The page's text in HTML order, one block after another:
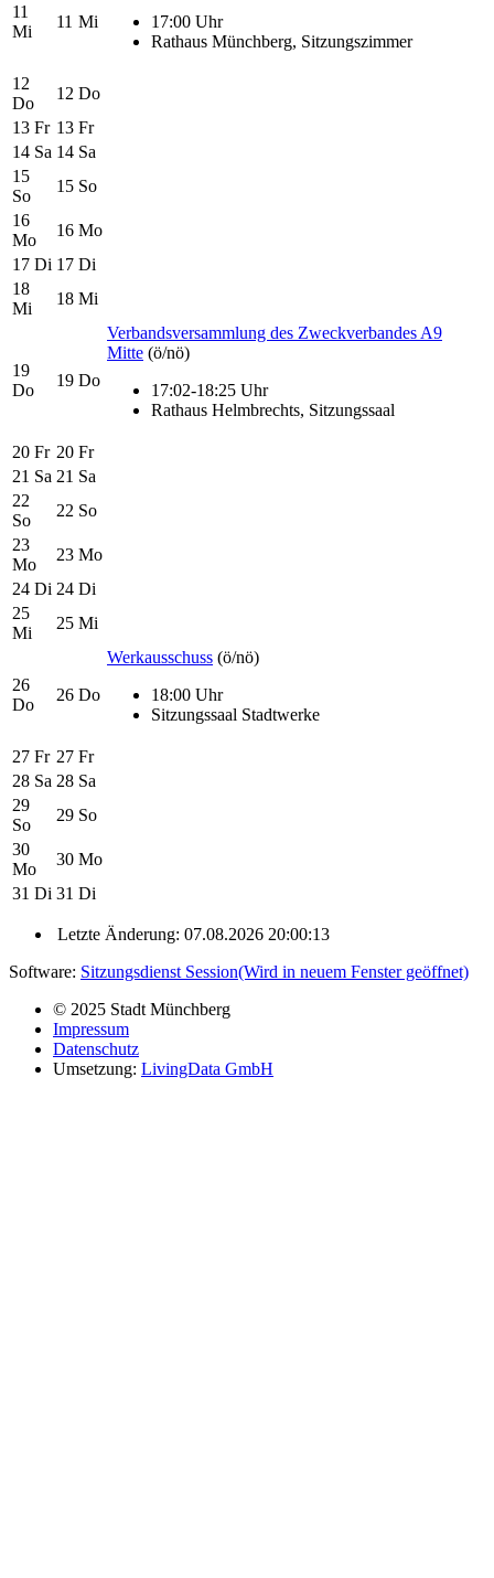
11
Mi
11 Mi
17:00 Uhr
Rathaus Münchberg, Sitzungszimmer
12
Do
12 Do
13 Fr 13 Fr
14 Sa 14 Sa
15
So
15 So
16
Mo
16 Mo
17 Di 17 Di
18
Mi
18 Mi
19
Do
19 Do
Verbandsversammlung des Zweckverbandes A9
Mitte (ö/nö)
17:02-18:25 Uhr
Rathaus Helmbrechts, Sitzungssaal
20 Fr 20 Fr
21 Sa 21 Sa
22
So
22 So
23
Mo
23 Mo
24 Di 24 Di
25
Mi
25 Mi
26
Do
26 Do
Werkausschuss (ö/nö)
18:00 Uhr
Sitzungssaal Stadtwerke
27 Fr 27 Fr
28 Sa 28 Sa
29
So
29 So
30
Mo
30 Mo
31 Di 31 Di
Letzte Änderung: 07.08.2026 20:00:13
Software: Sitzungsdienst Session(Wird in neuem Fenster geöffnet)
© 2025 Stadt Münchberg
Impressum
Datenschutz
Umsetzung: LivingData GmbH